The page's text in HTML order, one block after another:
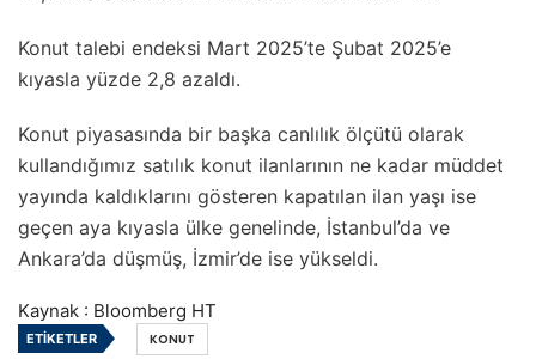
Konut talebi endeksi Mart 2025’te Şubat 2025’e
kıyasla yüzde 2,8 azaldı.
Konut piyasasında bir başka canlılık ölçütü olarak
kullandığımız satılık konut ilanlarının ne kadar müddet
yayında kaldıklarını gösteren kapatılan ilan yaşı ise
geçen aya kıyasla ülke genelinde, İstanbul’da ve
Ankara’da düşmüş, İzmir’de ise yükseldi.
Kaynak : Bloomberg HT
ETIKETLER KONUT